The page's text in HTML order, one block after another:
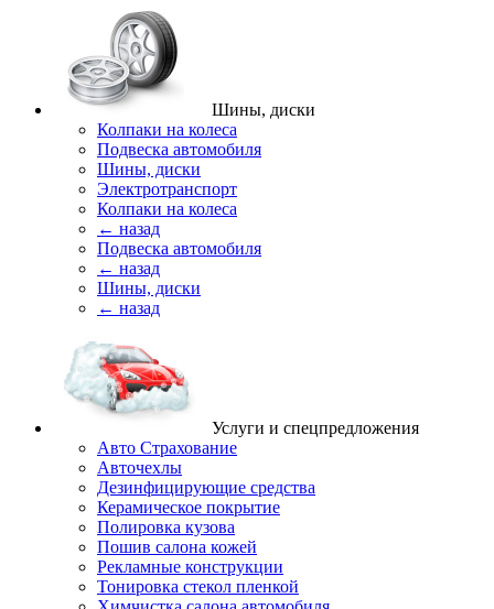
Шины, диски
Колпаки на колеса
Подвеска автомобиля
Шины, диски
Электротранспорт
Колпаки на колеса
← назад
Подвеска автомобиля
← назад
Шины, диски
← назад
Услуги и спецпредложения
Авто Страхование
Авточехлы
Дезинфицирующие средства
Керамическое покрытие
Полировка кузова
Пошив салона кожей
Рекламные конструкции
Тонировка стекол пленкой